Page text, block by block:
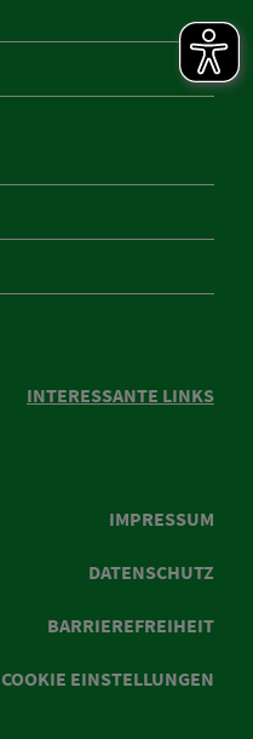
INTERESSANTE LINKS
IMPRESSUM
DATENSCHUTZ
BARRIEREFREIHEIT
COOKIE EINSTELLUNGEN